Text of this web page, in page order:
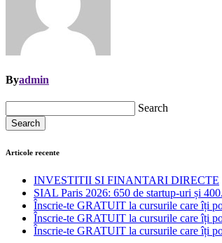
Byadmin
Search
Search
Articole recente
INVESTITII SI FINANTARI DIRECTE
SIAL Paris 2026: 650 de startup-uri și
Înscrie-te GRATUIT la cursurile care îți
Înscrie-te GRATUIT la cursurile care îți
Înscrie-te GRATUIT la cursurile care îți